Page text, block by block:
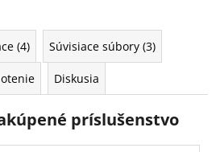
(4) Súvisiace súbory (3)
Diskusia
príslušenstvo